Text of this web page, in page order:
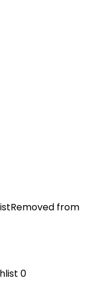
Removed from
0